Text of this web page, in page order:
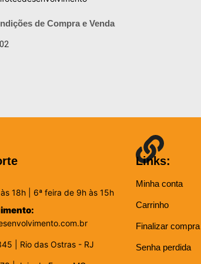
de Compra e Venda
18h | 6ª feira de 9h às 15h
| Rio das Ostras - RJ
Links:
Minha conta
Carrinho
Finalizar compra
Senha perdida